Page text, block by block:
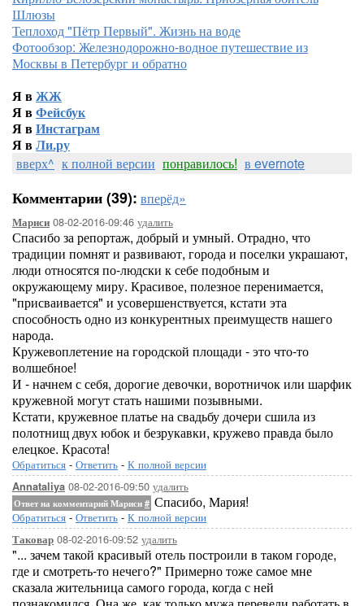
Шлюзы
Теплоход "Пётр Первый". Жизнь на воде
Фотообзор: Железнодорожно-водное путешествие из
Москвы в Петербург и обратно
Я вЖЖ
Я вФейсбук
Я вИнстаграм
Я вЛи.ру
вверх^ к полной версии понравилось! в evernote
Комментарии (39): вперёд»
Мариси 08-02-2016-09:46 удалить
Спасибо за репортаж, добрый и умный. Отрадно, что
традиции помнят и развивают, города и поселки украшают,
люди относятся по-людски к себе подобным и
окружающему миру. Красивое, полезное перенимается,
"присваивается" и усовершенствуется, кстати эта
способность одно из конкурентных преимуществ нашего
народа.
Кружевоплетение на городской площади - это что-то
волшебное!
И - начнем с себя, дорогие девочки, воротничок или шарфик
кружевной могут стать нашими позывными.
Кстати, кружевное платье на свадьбу дочери сшила из
полотнищ двух юбок и безрукавки, кружево правда было
елецкое. Красота!
Обратиться - Ответить - К полной версии
Annataliya 08-02-2016-09:50 удалить
Ответ на комментарий Мариси # Спасибо, Мария!
Обратиться - Ответить - К полной версии
Таковар 08-02-2016-09:52 удалить
"... зачем такой красивый отель построили в таком городе,
где и смотреть-то нечего?" Примерно тоже самое мне
сказала жительница самого города, когда с ней